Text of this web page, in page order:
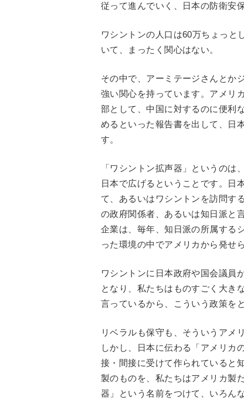
従って進んでいく、日本の防衛安
ワシントンの人口は60万ちょっと
いて、まったく関心はない。
その中で、アーミテージさんとか
強い関心を持っています。アメリ
部として、中国に対するのに便利
めるといった報告書を出して、日
す。
「ワシントン拡声器」というの
日本で広げるということです。日
て、あるいはワシントンを訪問す
の政府関係者、あるいは知日派と
企業は、毎年、知日派の所属する
った環境の中でアメリカから発せ
ワシントンに日本政府や国会議員
となり、私たちはものすごく大き
言っているから、こういう政策を
リベラルも保守も、そういうアメ
しかし、日本に伝わる「アメリカ
接・間接に受けて作られていると
製のものを、私たちはアメリカ製
器」という名前をつけて、いろん